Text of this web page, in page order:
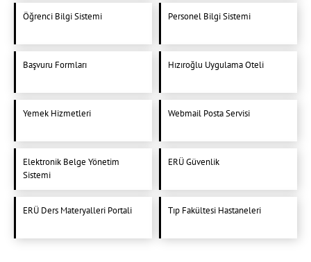
Öğrenci Bilgi Sistemi Personel Bilgi Sistemi
Başvuru Formları Hızıroğlu Uygulama Oteli
Yemek Hizmetleri Webmail Posta Servisi
Elektronik Belge Yönetim
Sistemi
ERÜ Güvenlik
ERÜ Ders Materyalleri Portali Tıp Fakültesi Hastaneleri